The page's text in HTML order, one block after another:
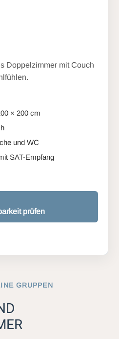
Doppelzimmer mit Couch
× 200 cm
und WC
SAT-Empfang
prüfen
GRUPPEN